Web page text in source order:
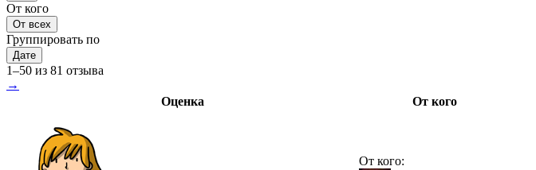
От кого
От всех
Группировать по
Дате
1–50 из 81 отзыва
→
Оценка
От кого
От кого: